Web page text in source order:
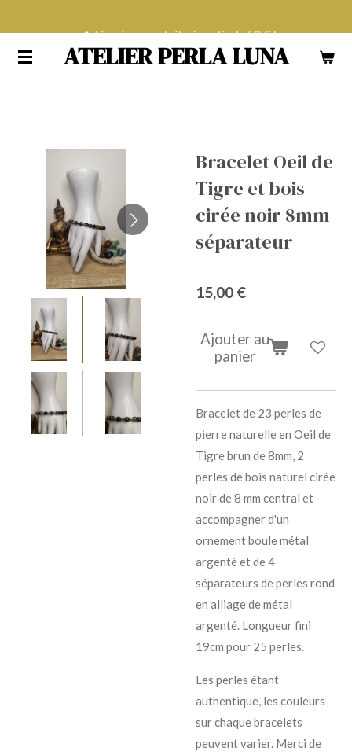
contenu
ATELIER PERLA LUNA
Livraison gratuite à partir de 50 € !
Bracelet Oeil de
Tigre et bois
cirée noir 8mm
séparateur
15,00 €
Ajouter au
panier
Bracelet de 23 perles de
pierre naturelle en Oeil de
Tigre brun de 8mm, 2
perles de bois naturel cirée
noir de 8 mm central et
accompagner d'un
ornement boule métal
argenté et de 4
séparateurs de perles rond
en alliage de métal
argenté. Longueur fini
19cm pour 25 perles.
Les perles étant
authentique, les couleurs
sur chaque bracelets
peuvent varier. Merci de